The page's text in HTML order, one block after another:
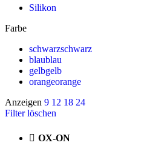
Silikon
Farbe
schwarzschwarz
blaublau
gelbgelb
orangeorange
Anzeigen 9 12 18 24
Filter löschen
OX-ON